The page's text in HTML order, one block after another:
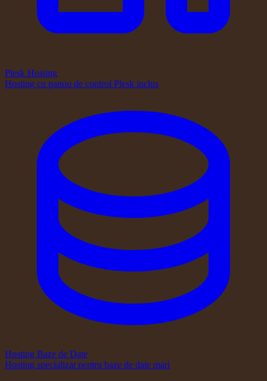
Plesk Hosting
Hosting cu panou de control Plesk inclus
Hosting Baze de Date
Hosting specializat pentru baze de date mari